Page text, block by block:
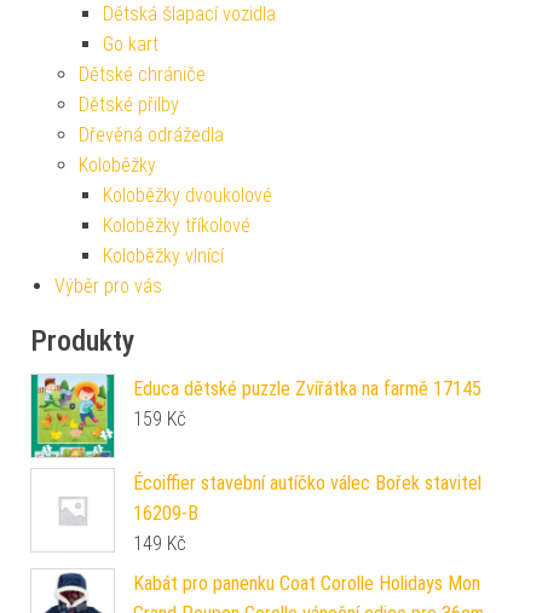
Dětská šlapací vozidla
Go kart
Dětské chrániče
Dětské přilby
Dřevěná odrážedla
Koloběžky
Koloběžky dvoukolové
Koloběžky tříkolové
Koloběžky vlnící
Výběr pro vás
Produkty
Educa dětské puzzle Zvířátka na farmě 17145
159 Kč
Écoiffier stavební autíčko válec Bořek stavitel
16209-B
149 Kč
Kabát pro panenku Coat Corolle Holidays Mon